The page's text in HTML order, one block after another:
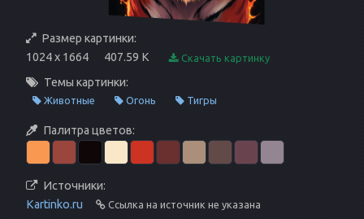
Размер картинки:
1024 x 1664
407.59 K Скачать картинку
Темы картинки:
Животные Огонь Тигры
Палитра цветов:
Источники:
Kartinko.ru
Ссылка на источник не указана